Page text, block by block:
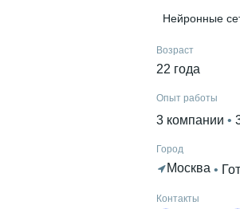
Нейронные
Возраст
22 года
Опыт работы
3 компании
Город
Москва •
Контакты